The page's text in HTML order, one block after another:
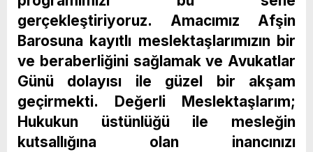
gerçekleştiriyoruz. Amacımız Afşin
Barosuna kayıtlı meslektaşlarımızın bir
ve beraberliğini sağlamak ve Avukatlar
Günü dolayısı ile güzel bir akşam
geçirmekti. Değerli Meslektaşlarım;
Hukukun üstünlüğü ile mesleğin
kutsallığına olan inancınızı